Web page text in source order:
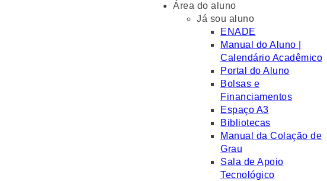
Área do aluno
Já sou aluno
ENADE
Manual do Aluno |
Calendário Acadêmico
Portal do Aluno
Bolsas e
Financiamentos
Espaço A3
Bibliotecas
Manual da Colação de
Grau
Sala de Apoio
Tecnológico